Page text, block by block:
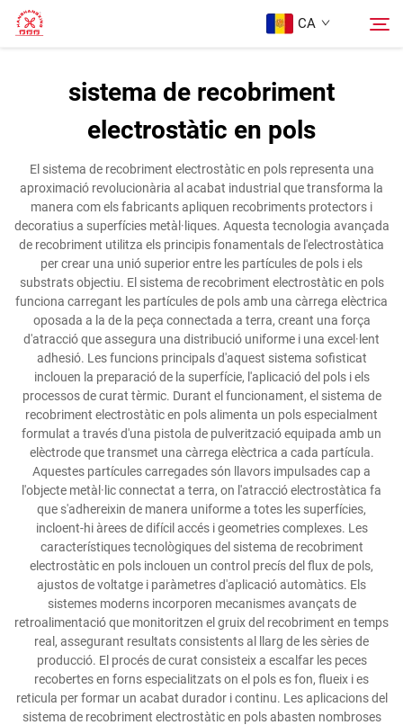
CA
Productes
Sobre Nosaltres
Casos
Blog
Contacte
Cerca
sistema de recobriment
electrostàtic en pols
El sistema de recobriment electrostàtic en pols representa una
aproximació revolucionària al acabat industrial que transforma la
manera com els fabricants apliquen recobriments protectors i
decoratius a superfícies metàl·liques. Aquesta tecnologia avançada
de recobriment utilitza els principis fonamentals de l'electrostàtica
per crear una unió superior entre les partícules de pols i els
substrats objectiu. El sistema de recobriment electrostàtic en pols
funciona carregant les partícules de pols amb una càrrega elèctrica
oposada a la de la peça connectada a terra, creant una força
d'atracció que assegura una distribució uniforme i una excel·lent
adhesió. Les funcions principals d'aquest sistema sofisticat
inclouen la preparació de la superfície, l'aplicació del pols i els
processos de curat tèrmic. Durant el funcionament, el sistema de
recobriment electrostàtic en pols alimenta un pols especialment
formulat a través d'una pistola de pulverització equipada amb un
elèctrode que transmet una càrrega elèctrica a cada partícula.
Aquestes partícules carregades són llavors impulsades cap a
l'objecte metàl·lic connectat a terra, on l'atracció electrostàtica fa
que s'adhereixin de manera uniforme a totes les superfícies,
incloent-hi àrees de difícil accés i geometries complexes. Les
característiques tecnològiques del sistema de recobriment
electrostàtic en pols inclouen un control precís del flux de pols,
ajustos de voltatge i paràmetres d'aplicació automàtics. Els
sistemes moderns incorporen mecanismes avançats de
retroalimentació que monitoritzen el gruix del recobriment en temps
real, assegurant resultats consistents al llarg de les sèries de
producció. El procés de curat consisteix a escalfar les peces
recobertes en forns especialitzats on el pols es fon, flueix i es
reticula per formar un acabat durador i continu. Les aplicacions del
sistema de recobriment electrostàtic en pols abasten nombroses